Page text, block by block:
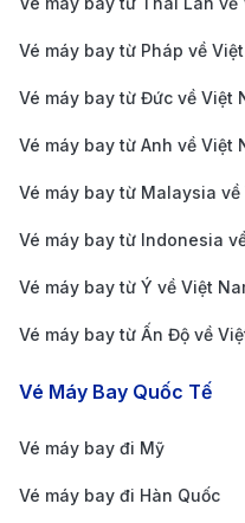
trung tâm thành phố
mất khoảng 40 phút.
đến 12:00 đêm, với
gian di chuyển
trạng giao thông.
Dịch vụ xe công
truyền thống. Thời
phút. Giá cước từ 30
Vé máy bay từ Pháp về
Vé máy bay từ Đức về Việt
Vé máy bay từ Anh về Việt
Vé máy bay từ Malaysia về
Vé máy bay từ Indonesia
Vé máy bay từ Ý về Việt
Vé máy bay từ Ấn Độ về
Vé Máy Bay Quốc Tế
Vé máy bay đi Mỹ
Vé máy bay đi Hàn Quốc